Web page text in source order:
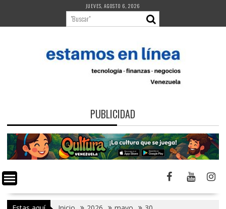
contenido
JUEVES, AGOSTO 6, 2026
PUBLICIDAD